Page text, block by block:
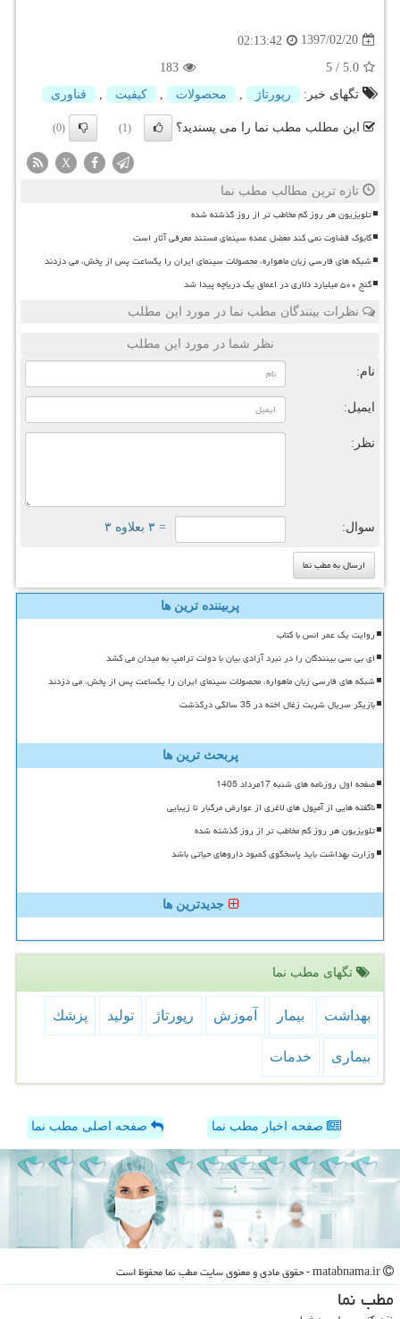
1397/02/20
02:13:42
5.0
/
5
183
تگهای خبر:
رپورتاژ محصولات كیفیت فناوری
این مطلب مطب نما را می پسندید؟ (1)
(0)
X
تازه ترین مطالب مطب نما
تلویزیون هر روز کم مخاطب تر از روز گذشته شده
کابوک قضاوت نمی کند معضل عمده سینمای مستند معرفی آثار است
شبکه های فارسی زبان ماهواره، محصولات سینمای ایران را یکساعت پس از پخش، می دزدند
گنج ۵۰۰ میلیارد دلاری در اعماق یک دریاچه پیدا شد
نظرات بینندگان مطب نما در مورد این مطلب
نظر شما در مورد این مطلب
نام:
ایمیل:
نظر:
سوال: = ۳ بعلاوه ۳
پربیننده ترین ها
روایت یک عمر انس با کتاب
ای بی سی بینندگان را در نبرد آزادی بیان با دولت ترامپ به میدان می کشد
شبکه های فارسی زبان ماهواره، محصولات سینمای ایران را یکساعت پس از پخش، می دزدند
بازیگر سریال شربت زغال اخته در 35 سالگی درگذشت
پربحث ترین ها
صفحه اول روزنامه های شنبه 17مرداد 1405
ناگفته هایی از آمپول های لاغری از عوارض مرگبار تا زیبایی
تلویزیون هر روز کم مخاطب تر از روز گذشته شده
وزارت بهداشت باید پاسخگوی کمبود داروهای حیاتی باشد
جدیدترین ها
تگهای مطب نما
بهداشت بیمار آموزش رپورتاژ تولید پزشك
بیماری خدمات
صفحه اخبار مطب نما صفحه اصلی مطب نما
مطب نما